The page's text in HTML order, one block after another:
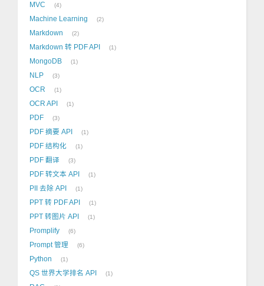
MVC 4
Machine Learning 2
Markdown 2
Markdown 转 PDF API 1
MongoDB 1
NLP 3
OCR 1
OCR API 1
PDF 3
PDF 摘要 API 1
PDF 结构化 1
PDF 翻译 3
PDF 转文本 API 1
PII 去除 API 1
PPT 转 PDF API 1
PPT 转图片 API 1
Promplify 6
Prompt 管理 6
Python 1
QS 世界大学排名 API 1